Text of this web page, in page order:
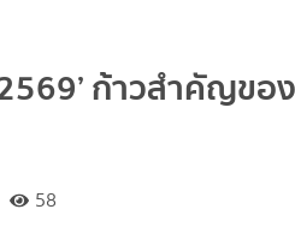
ก้าวสำคัญขอ
58